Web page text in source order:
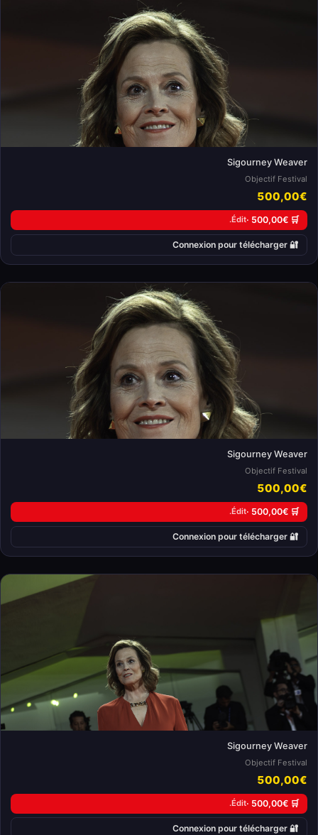
Sigourney Weaver
Objectif Festival
500,00€
🛒 500,00€ ·
Édit.
🔐 Connexion pour télécharger
Sigourney Weaver
Objectif Festival
500,00€
🛒 500,00€ ·
Édit.
🔐 Connexion pour télécharger
Sigourney Weaver
Objectif Festival
500,00€
🛒 500,00€ ·
Édit.
🔐 Connexion pour télécharger